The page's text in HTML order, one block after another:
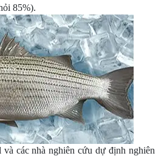
85%).
các nhà nghiên cứu dự định nghiên